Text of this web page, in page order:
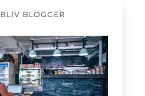
BLIV BLOGGER